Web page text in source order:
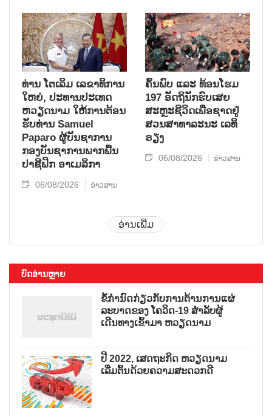
ທ່ານ ໂຕ​ເລິມ ເລ​ຂາ​ທິ​ການ​
ໃຫຍ່, ປະ​ທານ​ປະ​ເທດ ​
ຫວຽດ​ນາມ ໃຫ້​ການ​ຕ້ອນ​
ຮັບ​ທ່ານ Samuel
Paparo ຜູ້​ບັນ​ຊາ​ການ
ກອງ​ບັນ​ຊາ​ການພາກ​ພື້ນ​
ປາ​ຊີ​ຟິກ ອາ​ເມ​ລິ​ກາ
06/08/2026 ຂ່າວສານ
ຄົ້ນ​ພົບ ແລະ ທ້ອນ​ໂຮມ
197 ອັດ​ຖິ​ນັກ​ຮົບ​ເສຍ​
ສະຫຼະ​ຊີ​ວິດ​ເພື່ອ​ຊາດ​ຢູ່​
ສວນ​ສາ​ທາ​ລະ​ນະ ເລ​ທິ​
ຣຽງ
06/08/2026 ຂ່າວສານ
ອ່ານເພີ່ມ
ບົດອ່ານຫຼາຍ
ຂໍ້ກຳນົດກ່ຽວກັບການຕ້ານການແຜ່
ລະບາດຂອງ ໂຄວິດ-19 ສຳລັບຜູ້
ເດີນທາງເຂົ້າມາ ຫວຽດນາມ
ປີ 2022, ເສດຖະກິດ ຫວຽດນາມ
ເລີ່ມຕົ້ນດ້ວຍຄວາມສະດວກດີ